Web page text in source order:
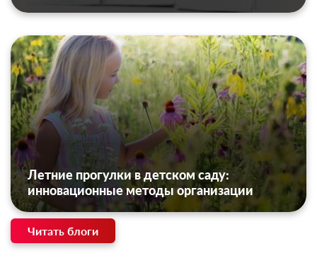
Летние прогулки в детском саду:
инновационные методы организации
Читать блоги